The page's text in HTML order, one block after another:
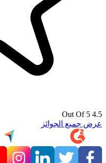
4.5 Out Of 5
عرض جميع الجوائز